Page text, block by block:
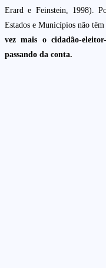
Erard e Feinstein, 1998).
Estados e Municípios não
vez mais o cidadão-
passando da conta.